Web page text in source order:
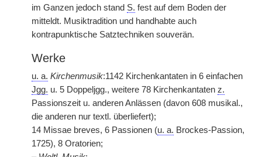
im Ganzen jedoch stand S. fest auf dem Boden der
mitteldt. Musiktradition und handhabte auch
kontrapunktische Satztechniken souverän.
Werke
u. a. Kirchenmusik:1142 Kirchenkantaten in 6 einfachen
Jgg. u. 5 Doppeljgg., weitere 78 Kirchenkantaten z.
Passionszeit u. anderen Anlässen (davon 608 musikal.,
die anderen nur textl. überliefert);
14 Missae breves, 6 Passionen (u. a. Brockes-Passion,
1725), 8 Oratorien;